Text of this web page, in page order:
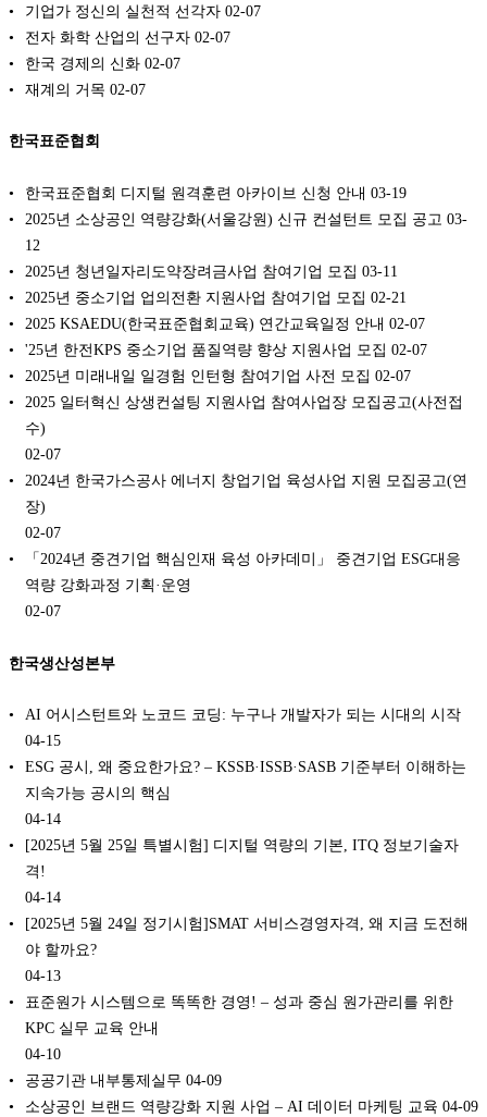
기업가 정신의 실천적 선각자 02-07
전자 화학 산업의 선구자 02-07
한국 경제의 신화 02-07
재계의 거목 02-07
한국표준협회
한국표준협회 디지털 원격훈련 아카이브 신청 안내 03-19
2025년 소상공인 역량강화(서울강원) 신규 컨설턴트 모집 공고 03-
12
2025년 청년일자리도약장려금사업 참여기업 모집 03-11
2025년 중소기업 업의전환 지원사업 참여기업 모집 02-21
2025 KSAEDU(한국표준협회교육) 연간교육일정 안내 02-07
'25년 한전KPS 중소기업 품질역량 향상 지원사업 모집 02-07
2025년 미래내일 일경험 인턴형 참여기업 사전 모집 02-07
2025 일터혁신 상생컨설팅 지원사업 참여사업장 모집공고(사전접
수)
02-07
2024년 한국가스공사 에너지 창업기업 육성사업 지원 모집공고(연
장)
02-07
「2024년 중견기업 핵심인재 육성 아카데미」 중견기업 ESG대응
역량 강화과정 기획·운영
02-07
한국생산성본부
AI 어시스턴트와 노코드 코딩: 누구나 개발자가 되는 시대의 시작
04-15
ESG 공시, 왜 중요한가요? – KSSB·ISSB·SASB 기준부터 이해하는
지속가능 공시의 핵심
04-14
[2025년 5월 25일 특별시험] 디지털 역량의 기본, ITQ 정보기술자
격!
04-14
[2025년 5월 24일 정기시험]SMAT 서비스경영자격, 왜 지금 도전해
야 할까요?
04-13
표준원가 시스템으로 똑똑한 경영! – 성과 중심 원가관리를 위한
KPC 실무 교육 안내
04-10
공공기관 내부통제실무 04-09
소상공인 브랜드 역량강화 지원 사업 – AI 데이터 마케팅 교육 04-09